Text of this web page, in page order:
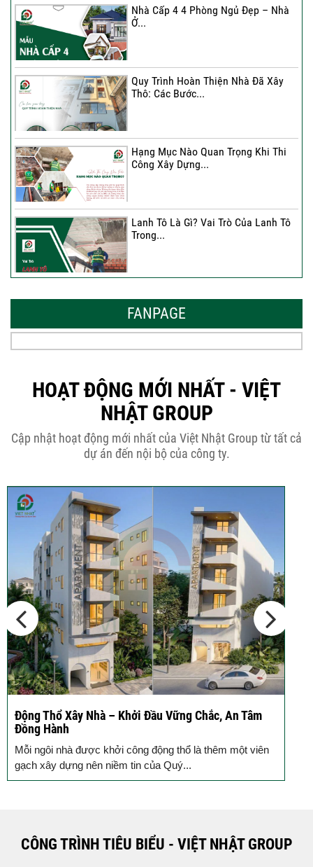
Nhà Cấp 4 4 Phòng Ngủ Đẹp – Nhà
Ở...
Quy Trình Hoàn Thiện Nhà Đã Xây
Thô: Các Bước...
Hạng Mục Nào Quan Trọng Khi Thi
Công Xây Dựng...
Lanh Tô Là Gì? Vai Trò Của Lanh Tô
Trong...
Thiết Kế Hòa...
Bê Tông...
THÔNG BÁO KẾ HOẠCH TĂNG ĐƠN
GIÁ XÂY DỰNG NHÀ...
Thép Râu Tường – Kinh Nghiệm Thi
Công Chuẩn Kỹ...
10 Vị Trí Nên Xây Gạch Đinh – Chủ
Đầu...
FANPAGE
HOẠT ĐỘNG MỚI NHẤT - VIỆT
NHẬT GROUP
Cập nhật hoạt động mới nhất của Việt Nhật Group từ tất cả
dự án đến nội bộ của công ty.
Động Thổ Xây Nhà – Khởi Đầu Vững Chắc, An Tâm
Đồng Hành
Mỗi ngôi nhà được khởi công động thổ là thêm một viên
gạch xây dựng nên niềm tin của Quý...
CÔNG TRÌNH TIÊU BIỂU - VIỆT NHẬT GROUP